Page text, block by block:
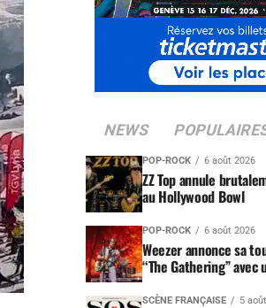
NEWS
POP-ROCK 6 août 2026
ZZ Top annule
au Hollywood Bowl
POP-ROCK 6 août 2026
Weezer annonce sa
“The Gathering” avec
SCÈNE FRANÇAISE 5